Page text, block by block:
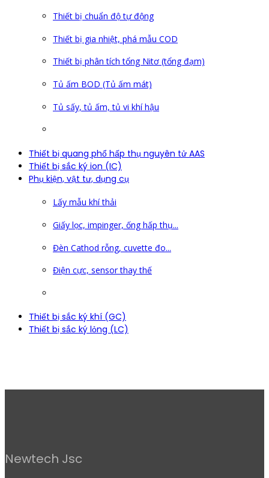
Thiết bị chuẩn độ tự động
Thiết bị gia nhiệt, phá mẫu COD
Thiết bị phân tích tổng Nitơ (tổng đạm)
Tủ ấm BOD (Tủ ấm mát)
Tủ sấy, tủ ấm, tủ vi khí hậu
Thiết bị quang phổ hấp thụ nguyên tử AAS
Thiết bị sắc ký ion (IC)
Phụ kiện, vật tư, dụng cụ
Lấy mẫu khí thải
Giấy lọc, impinger, ống hấp thụ...
Đèn Cathod rỗng, cuvette đo...
Điện cực, sensor thay thế
Thiết bị sắc ký khí (GC)
Thiết bị sắc ký lỏng (LC)
Newtech Jsc